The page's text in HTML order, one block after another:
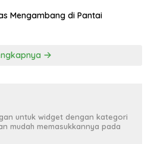
Mengambang di Pantai
untuk widget dengan kategori
mudah memasukkannya pada